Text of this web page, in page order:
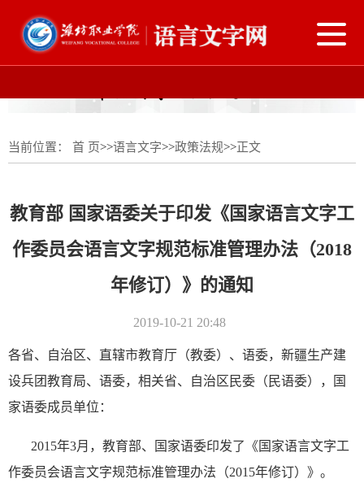
导
航
切
当前位置： 首 页>>语言文字>>政策法规>>正文
教育部 国家语委关于印发《国家语言文字工
作委员会语言文字规范标准管理办法（2018
年修订）》的通知
2019-10-21 20:48
各省、自治区、直辖市教育厅（教委）、语委，新疆生产建
设兵团教育局、语委，相关省、自治区民委（民语委），国
家语委成员单位：
2015年3月，教育部、国家语委印发了《国家语言文字工
作委员会语言文字规范标准管理办法（2015年修订）》。